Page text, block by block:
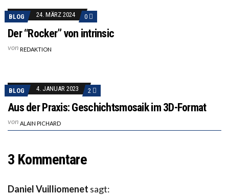
BLOG 24. MÄRZ 2024 0
Der “Rocker” von intrinsic
von REDAKTION
BLOG 4. JANUAR 2023 2
Aus der Praxis: Geschichtsmosaik im 3D-Format
von ALAIN PICHARD
3 Kommentare
Daniel Vuilliomenet sagt: